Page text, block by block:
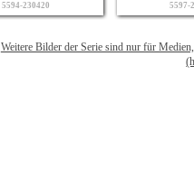
5594-230420 5597-
Weitere Bilder der Serie sind nur für